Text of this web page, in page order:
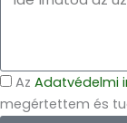
Az Adatvédelmi
megértettem és